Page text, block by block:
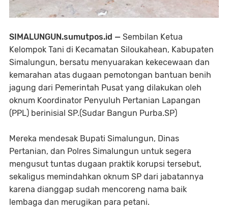
SIMALUNGUN.sumutpos.id — Sembilan Ketua
Kelompok Tani di Kecamatan Siloukahean, Kabupaten
Simalungun, bersatu menyuarakan kekecewaan dan
kemarahan atas dugaan pemotongan bantuan benih
jagung dari Pemerintah Pusat yang dilakukan oleh
oknum Koordinator Penyuluh Pertanian Lapangan
(PPL) berinisial SP.(Sudar Bangun Purba.SP)
Mereka mendesak Bupati Simalungun, Dinas
Pertanian, dan Polres Simalungun untuk segera
mengusut tuntas dugaan praktik korupsi tersebut,
sekaligus memindahkan oknum SP dari jabatannya
karena dianggap sudah mencoreng nama baik
lembaga dan merugikan para petani.